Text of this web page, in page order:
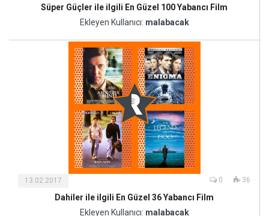
Süper Güçler ile ilgili En Güzel 100 Yabancı Film
Ekleyen Kullanıcı: malabacak
Kültür
13.02.2017 0 36
Dahiler ile ilgili En Güzel 36 Yabancı Film
Ekleyen Kullanıcı: malabacak